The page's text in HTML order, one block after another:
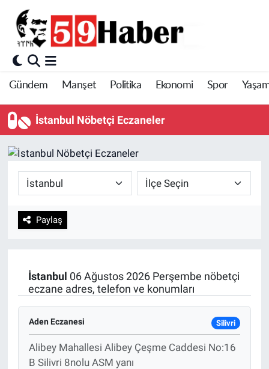
Gündem Manşet Politika Ekonomi Spor
İstanbul Nöbetçi Eczaneler
Paylaş
İstanbul 06 Ağustos 2026 Perşembe nöbetçi
eczane adres, telefon ve konumları
Aden Eczanesi Silivri
Alibey Mahallesi Alibey Çeşme Caddesi No:16
B Silivri 8nolu ASM yanı